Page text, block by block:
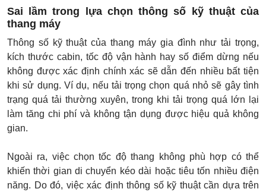
Sai lầm trong lựa chọn thông số kỹ thuật của
thang máy
Thông số kỹ thuật của thang máy gia đình như tải trọng,
kích thước cabin, tốc độ vận hành hay số điểm dừng nếu
không được xác định chính xác sẽ dẫn đến nhiều bất tiện
khi sử dụng. Ví dụ, nếu tải trọng chọn quá nhỏ sẽ gây tình
trạng quá tải thường xuyên, trong khi tải trọng quá lớn lại
làm tăng chi phí và không tận dụng được hiệu quả không
gian.
Ngoài ra, việc chọn tốc độ thang không phù hợp có thể
khiến thời gian di chuyển kéo dài hoặc tiêu tốn nhiều điện
năng. Do đó, việc xác định thông số kỹ thuật cần dựa trên